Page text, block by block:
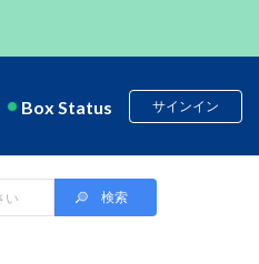
Box Status サインイン